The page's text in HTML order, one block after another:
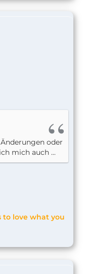
oder
mich auch ...
to love what you